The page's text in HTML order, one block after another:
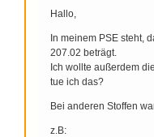
Hallo,
In meinem PSE steht,
207.02 beträgt.
Ich wollte außerdem
tue ich das?
Bei anderen Stoffen
z.B: